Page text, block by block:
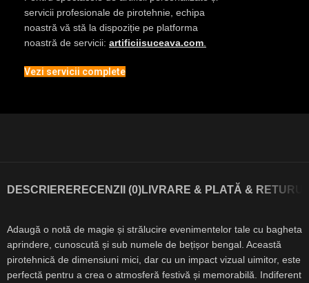
servicii profesionale de pirotehnie, echipa
noastră vă stă la dispoziție pe platforma
noastră de servicii: artificiisuceava.com
Vezi servicii complete
DESCRIERE RECENZII (0)LIVRARE & PLATĂ &
Adaugă o notă de magie și strălucire evenimentelor tale cu bagheta
aprindere, cunoscută și sub numele de bețișor bengal. Această
pirotehnică de dimensiuni mici, dar cu un impact vizual uimitor, este
perfectă pentru a crea o atmosferă festivă și memorabilă. Indiferent